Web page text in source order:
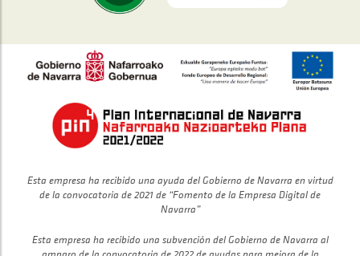
Esta empresa ha recibido una ayuda del Gobierno de Navarra en virtud
de la convocatoria de 2021 de “Fomento de la Empresa Digital de
Navarra”
Esta empresa ha recibido una subvención del Gobierno de Navarra al